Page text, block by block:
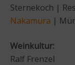
Sternekoch |
Nakamura |
Weinkultur:
Ralf Frenzel